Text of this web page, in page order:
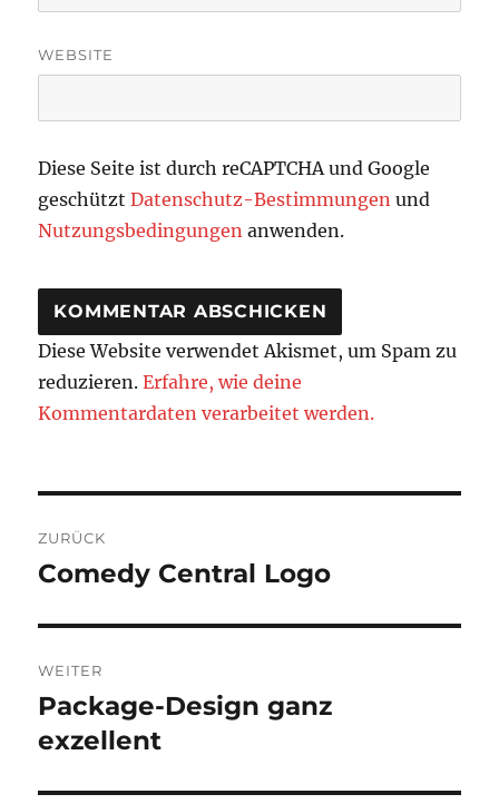
WEBSITE
Diese Seite ist durch reCAPTCHA und Google
geschütztDatenschutz-Bestimmungen und
Nutzungsbedingungen anwenden.
Diese Website verwendet Akismet, um Spam zu
reduzieren.Erfahre, wie deine
Kommentardaten verarbeitet werden.
ZURÜCK
Vorheriger
Comedy Central Logo
WEITER
Nächster
Beitrag:
Package-Design ganz
exzellent